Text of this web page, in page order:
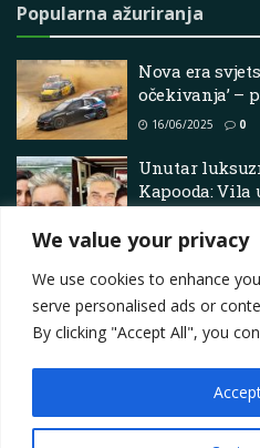
We value your privacy
We use cookies to enhance
serve personalised ads or
By clicking "Accept All", you
Popularna ažuriranja
Nova era
očekivanja’ –
16/06/2025 0
Unutar
Kapooda: Vila
rupija,
i luksuzna
Contact
Privacy Policy
Terms